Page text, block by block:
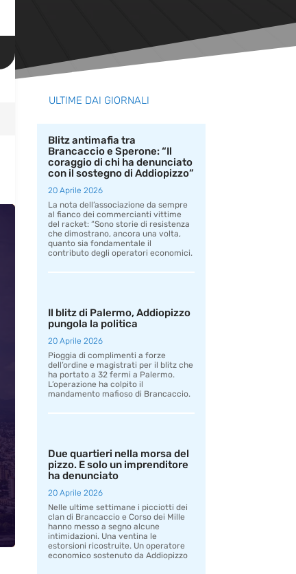
ULTIME DAI GIORNALI
Blitz antimafia tra
Brancaccio e Sperone: “Il
coraggio di chi ha denunciato
con il sostegno di Addiopizzo”
20 Aprile 2026
La nota dell’associazione da sempre
al fianco dei commercianti vittime
del racket: “Sono storie di resistenza
che dimostrano, ancora una volta,
quanto sia fondamentale il
contributo degli operatori economici.
Il blitz di Palermo, Addiopizzo
pungola la politica
20 Aprile 2026
Pioggia di complimenti a forze
dell’ordine e magistrati per il blitz che
ha portato a 32 fermi a Palermo.
L’operazione ha colpito il
mandamento mafioso di Brancaccio.
Due quartieri nella morsa del
pizzo. E solo un imprenditore
ha denunciato
20 Aprile 2026
Nelle ultime settimane i picciotti dei
clan di Brancaccio e Corso dei Mille
hanno messo a segno alcune
intimidazioni. Una ventina le
estorsioni ricostruite. Un operatore
economico sostenuto da Addiopizzo